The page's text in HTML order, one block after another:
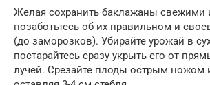
Желая сохранить баклажаны свежими
позаботьтесь об их правильном и
(до заморозков). Убирайте урожай в
постарайтесь сразу укрыть его от
лучей. Срезайте плоды острым ножом